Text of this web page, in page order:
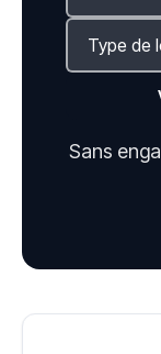
Sans